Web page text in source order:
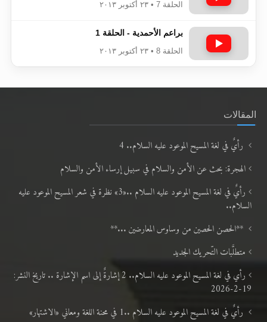
الحلقة 7 • ٢٣ أكتوبر ٢٠١٣
براعم الأحمدية - الحلقة 1
الحلقة 8 • ٢٣ أكتوبر ٢٠١٣
المقالات
رأيٌ في لغة المسيح الموعود عليه السلام.. 4
الهجرة: بحث عن الأمن والسلام في سبيل إرساء الأمن والسلام
رأيٌ في لغة المسيح الموعود عليه السلام ..«3» نظرة في شعر المسيح الموعود عليه
السلام..
**الحصن الحصين من وساوس المعارضين ...**
متطلَّبات التّحريك الجديد
رأي في لغة المسيح الموعود عليه السلام.. 2 إشارةٌ إلى اسم الإشارة .. تاريخ النشر:
19-2-2026
رأيٌ في لغة المسيح الموعود عليه السلام ..1 في محنة اللغة ومعاني «الاشتهار»